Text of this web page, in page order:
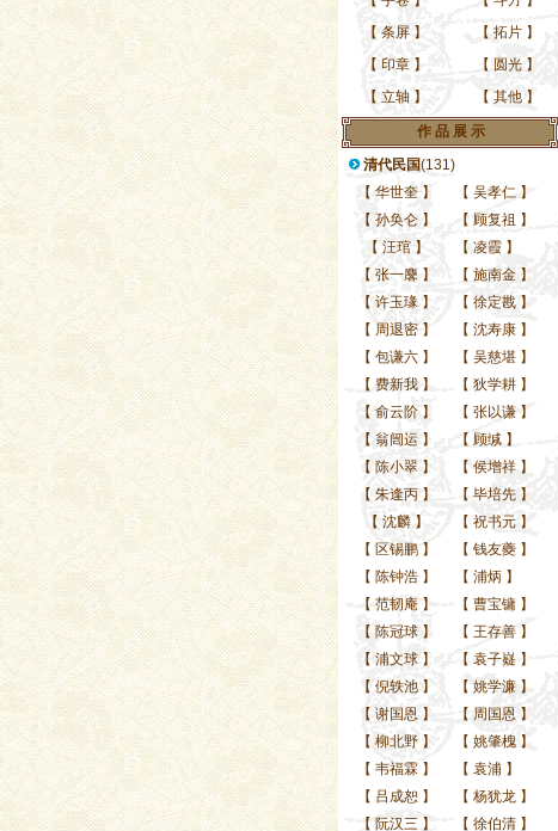
【 条屏 】 【 拓片 】
【 印章 】 【 圆光 】
【 立轴 】 【 其他 】
作 品 展 示
清代民国(131)
【 华世奎 】 【 吴孝仁 】
【 孙奂仑 】 【 顾复祖 】
【 汪琯 】 【 凌霞 】
【 张一麐 】 【 施南金 】
【 许玉瑑 】 【 徐定戡 】
【 周退密 】 【 沈寿康 】
【 包谦六 】 【 吴慈堪 】
【 费新我 】 【 狄学耕 】
【 俞云阶 】 【 张以谦 】
【 翁闿运 】 【 顾缄 】
【 陈小翠 】 【 侯增祥 】
【 朱逢丙 】 【 毕培先 】
【 沈麟 】 【 祝书元 】
【 区锡鹏 】 【 钱友夔 】
【 陈钟浩 】 【 浦炳 】
【 范韧庵 】 【 曹宝镛 】
【 陈冠球 】 【 王存善 】
【 浦文球 】 【 袁子嶷 】
【 倪轶池 】 【 姚学濂 】
【 谢国恩 】 【 周国恩 】
【 柳北野 】 【 姚肇槐 】
【 韦福霖 】 【 袁浦 】
【 吕成恕 】 【 杨犹龙 】
【 阮汉三 】 【 徐伯清 】